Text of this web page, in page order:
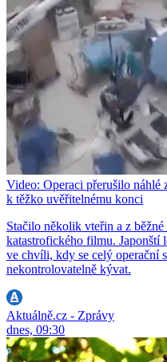
Video: Operaci přerušilo náhlé
k těžko uvěřitelnému konci
Stačilo několik vteřin a z běžné
katastrofického filmu. Japonští
ve chvíli, kdy se celý operační
nekontrolovatelně kývat.
Aktuálně.cz - Zprávy
dnes, 09:30